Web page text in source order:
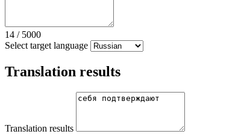
14 / 5000
Select target language
Translation results
Translation results